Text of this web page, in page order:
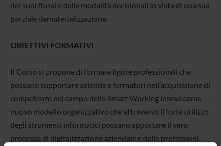
dei suoi flussi e delle modalità decisionali in vista di una sua
parziale dematerializzazione.
OBIETTIVI FORMATIVI
Il Corso si propone di formare figure professionali che
possano supportare aziende e formatori nell’acquisizione di
competenze nel campo dello Smart Working inteso come
nuovo modello organizzativo che attraverso il forte utilizzo
degli strumenti informatici possano apportare il vero
processo di digitalizzazione aziendale e delle professioni.